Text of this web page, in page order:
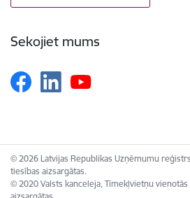
Sekojiet mums
© 2026 Latvijas Republikas Uzņēmumu
tiesības aizsargātas.
© 2020 Valsts kanceleja, Tīmekļvietņu